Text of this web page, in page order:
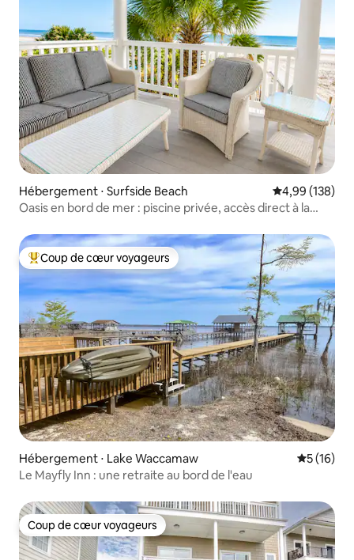
Hébergement ⋅ Surfside Beach Évaluation
4,99 (138)
Oasis en bord de mer : piscine privée, accès direct à la
Coups de cœur voyageurs les plus appréciés
Coup de cœur voyageurs
Hébergement ⋅ Lake Waccamaw
5 (16)
Le Mayfly Inn : une retraite au bord de l'eau
Coup de cœur voyageurs
Coup de cœur voyageurs